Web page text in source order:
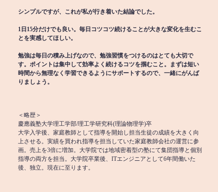
シンプルですが、これが私が行き着いた結論でした。
1日15分だけでも良い。毎日コツコツ続けることが大きな変化を生むこ
とを実感してほしい。
勉強は毎日の積み上げなので、勉強習慣をつけるのはとても大切で
す。ポイントは集中して効率よく続けるコツを掴むこと。まずは短い
時間から無理なく学習できるようにサポートするので、一緒にがんば
りましょう。
＜略歴＞
慶應義塾大学理工学部/理工学研究科(理論物理学)卒
大学入学後、家庭教師として指導を開始し担当生徒の成績を大きく向
上させる。実績を買われ指導を担当していた家庭教師会社の運営に参
画。売上を3倍に増加。大学院では地域密着型の塾にて集団指導と個別
指導の両方を担当。大学院卒業後、ITエンジニアとして6年間働いた
後、独立。現在に至ります。